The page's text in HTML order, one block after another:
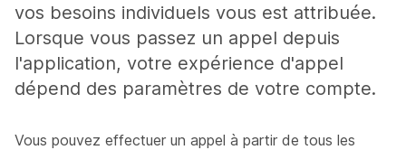
vos besoins individuels vous est attribuée.
Lorsque vous passez un appel depuis
l'application, votre expérience d'appel
dépend des paramètres de votre compte.
Vous pouvez effectuer un appel à partir de tous les